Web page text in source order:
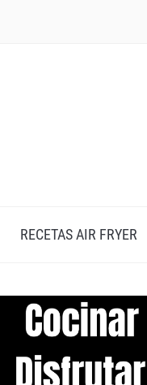
RECETAS AIR FRYER